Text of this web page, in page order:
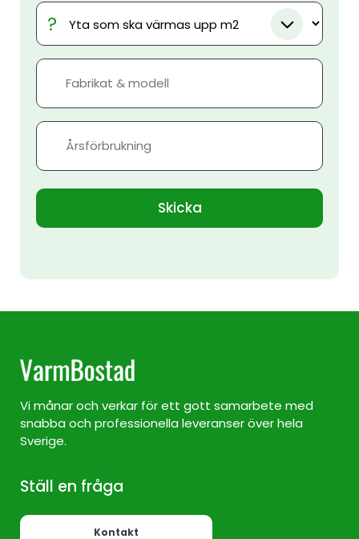
Yta
som
ska
värmas
m2
Fabrikat
modell
Årsförbrukning
Skicka
Vi månar och verkar för ett gott samarbete med
snabba och professionella leveranser över hela
Sverige.
Ställ en fråga
Kontakt